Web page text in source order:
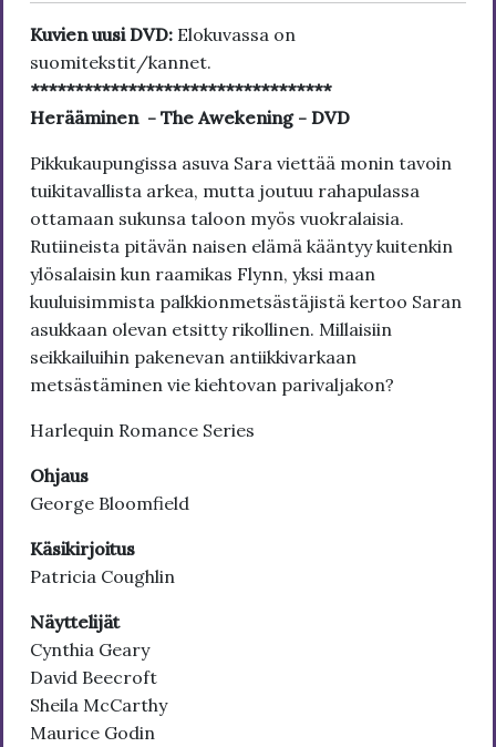
Kuvien uusi DVD: Elokuvassa on
suomitekstit/kannet.
**********************************
Herääminen - The Awekening - DVD
Pikkukaupungissa asuva Sara viettää monin tavoin
tuikitavallista arkea, mutta joutuu rahapulassa
ottamaan sukunsa taloon myös vuokralaisia.
Rutiineista pitävän naisen elämä kääntyy kuitenkin
ylösalaisin kun raamikas Flynn, yksi maan
kuuluisimmista palkkionmetsästäjistä kertoo Saran
asukkaan olevan etsitty rikollinen. Millaisiin
seikkailuihin pakenevan antiikkivarkaan
metsästäminen vie kiehtovan parivaljakon?
Harlequin Romance Series
Ohjaus
George Bloomfield
Käsikirjoitus
Patricia Coughlin
Näyttelijät
Cynthia Geary
David Beecroft
Sheila McCarthy
Maurice Godin